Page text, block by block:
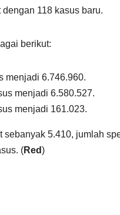
118 kasus baru.
berikut:
menjadi 6.746.960.
menjadi 6.580.527.
menjadi 161.023.
sebanyak 5.410, jumlah
(Red)